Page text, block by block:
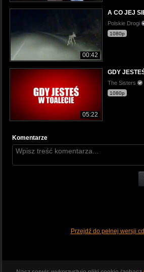
00:42
A CO JEJ
Polskie Drogi
1080p
05:22
GDY
The Sisters
1080p
Komentarze
Przejdź do pełnej wersji